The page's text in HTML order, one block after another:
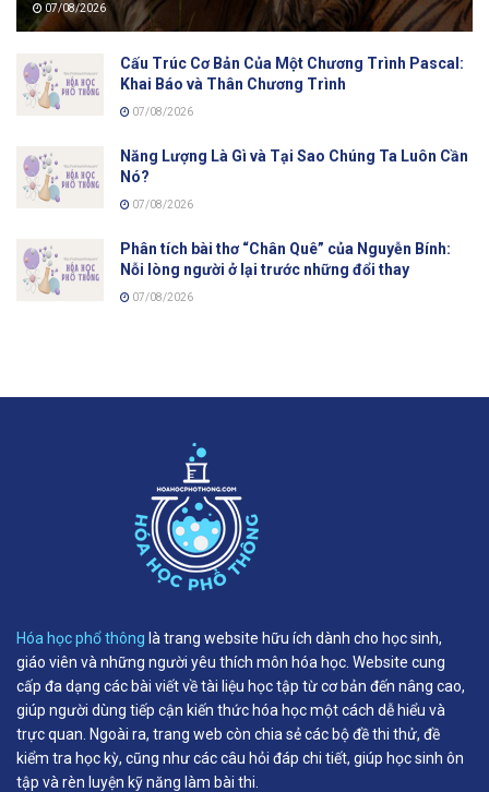
07/08/2026
Cấu Trúc Cơ Bản Của Một Chương Trình Pascal:
Khai Báo và Thân Chương Trình
07/08/2026
Năng Lượng Là Gì và Tại Sao Chúng Ta Luôn Cần
Nó?
07/08/2026
Phân tích bài thơ “Chân Quê” của Nguyễn Bính:
Nỗi lòng người ở lại trước những đổi thay
07/08/2026
Hóa học phổ thông là trang website hữu ích dành cho học sinh,
giáo viên và những người yêu thích môn hóa học. Website cung
cấp đa dạng các bài viết về tài liệu học tập từ cơ bản đến nâng cao,
giúp người dùng tiếp cận kiến thức hóa học một cách dễ hiểu và
trực quan. Ngoài ra, trang web còn chia sẻ các bộ đề thi thử, đề
kiểm tra học kỳ, cũng như các câu hỏi đáp chi tiết, giúp học sinh ôn
tập và rèn luyện kỹ năng làm bài thi.